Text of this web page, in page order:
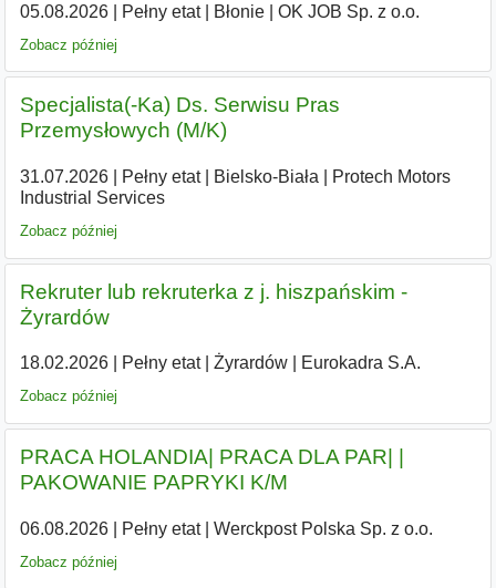
05.08.2026| Pełny etat| Błonie| OK JOB Sp. z o.o.
Zobacz później
Specjalista(-Ka) Ds. Serwisu Pras
Przemysłowych (M/K)
31.07.2026| Pełny etat| Bielsko-Biała
Protech Motors
Industrial Services
Zobacz później
Rekruter lub rekruterka z j. hiszpańskim -
Żyrardów
18.02.2026| Pełny etat| Żyrardów| Eurokadra S.A.
Zobacz później
PRACA HOLANDIA| PRACA DLA PAR| |
PAKOWANIE PAPRYKI K/M
06.08.2026| Pełny etat| Werckpost Polska Sp. z o.o.
Zobacz później